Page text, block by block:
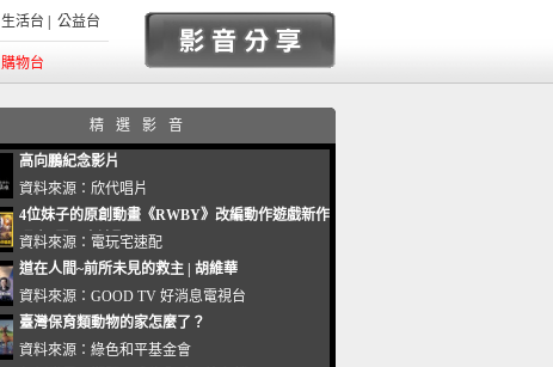
生活台 公益台
購物台
精選影音
高向鵬紀念影片
資料來源： 欣代唱片
4位妹子的原創動畫《RWBY》改編動作遊戲新作
曝光_電玩宅速配20221102
資料來源： 電玩宅速配
道在人間~前所未見的救主 | 胡維華
資料來源： GOOD TV 好消息電視台
臺灣保育類動物的家怎麼了？
資料來源： 綠色和平基金會